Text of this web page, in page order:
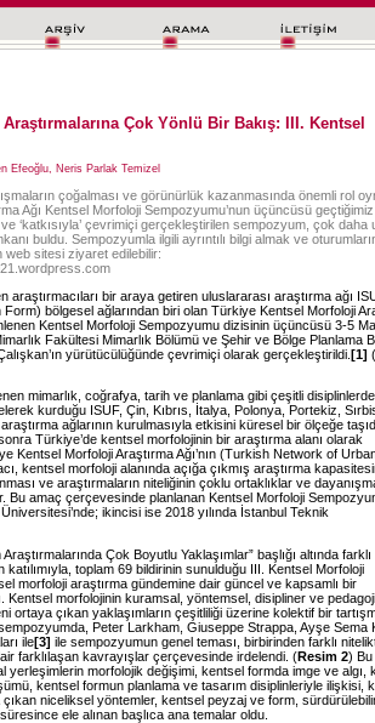
Çok Yönlü Bir Bakış: III. Kentsel
Efeoğlu, Neris Parlak Temizel
çoğalması ve görünürlük kazanmasında önemli rol
Ağı Kentsel Morfoloji Sempozyumu’nun üçüncüsü
‘katkısıyla’ çevrimiçi gerçekleştirilen sempozyum, çok daha
buldu. Sempozyumla ilgili ayrıntılı bilgi almak ve
web sitesi ziyaret edilebilir:
araştırmacıları bir araya getiren uluslararası araştırma ağı
bölgesel ağlarından biri olan Türkiye Kentsel Morfoloji
Kentsel Morfoloji Sempozyumu dizisinin üçüncüsü 3-5
Fakültesi Mimarlık Bölümü ve Şehir ve Bölge Planlama
yürütücülüğünde çevrimiçi olarak gerçekleştirildi. [1] (
mimarlık, coğrafya, tarih ve planlama gibi çeşitli
kurduğu ISUF, Çin, Kıbrıs, İtalya, Polonya, Portekiz,
ağlarının kurulmasıyla etkisini küresel bir ölçeğe
Türkiye’de kentsel morfolojinin bir araştırma alanı olarak
Kentsel Morfoloji Araştırma Ağı’nın (Turkish Network of
kentsel morfoloji alanında açığa çıkmış araştırma
ve araştırmaların niteliğinin çoklu ortaklıklar ve
Bu amaç çerçevesinde planlanan Kentsel Morfoloji
ikincisi ise 2018 yılında İstanbul Teknik
Çok Boyutlu Yaklaşımlar” başlığı altında farklı
katılımıyla, toplam 69 bildirinin sunulduğu III. Kentsel Morfoloji
morfoloji araştırma gündemine dair güncel ve kapsamlı bir
Kentsel morfolojinin kuramsal, yöntemsel, disipliner ve
ortaya çıkan yaklaşımların çeşitliliği üzerine kolektif bir
Peter Larkham, Giuseppe Strappa, Ayşe Sema
ile[3] ile sempozyumun genel teması, birbirinden farklı
farklılaşan kavrayışlar çerçevesinde irdelendi. (Resim 2) Bu
yerleşimlerin morfolojik değişimi, kentsel formda imge ve algı,
kentsel formun planlama ve tasarım disiplinleriyle ilişkisi,
çıkan niceliksel yöntemler, kentsel peyzaj ve form,
ele alınan başlıca ana temalar oldu.